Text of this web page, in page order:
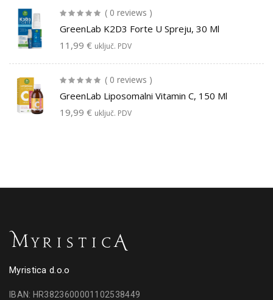
( 0 reviews )
GreenLab K2D3 Forte U Spreju, 30 Ml
11,99 € uključ. PDV
( 0 reviews )
GreenLab Liposomalni Vitamin C, 150 Ml
19,99 € uključ. PDV
Myristica d.o.o
IBAN: HR3823600001102538449